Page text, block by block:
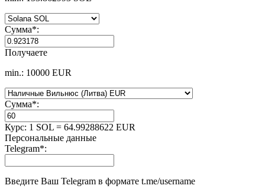
Сумма*:
Получаете
min.: 10000 EUR
Сумма*:
Курс: 1 SOL = 64.99288622 EUR
Персональные данные
Telegram*:
Введите Ваш Telegram в формате t.me/username